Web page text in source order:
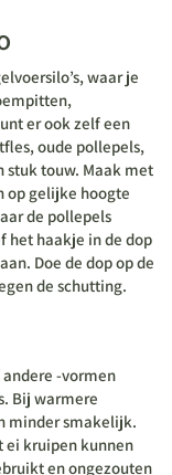
waar je
er ook zelf een
oude pollepels,
stuk touw. Maak met
op gelijke hoogte
de pollepels
het haakje in de dop
Doe de dop op de
de schutting.
-vormen
Bij warmere
minder smakelijk.
ei kruipen kunnen
en ongezouten